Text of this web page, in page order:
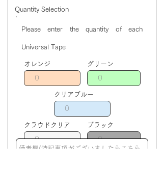
e
Quantity Selection
Please enter the quantity of each
Universal Tape
オレンジ グリーン
クリアブルー
クラウドクリア ブラック